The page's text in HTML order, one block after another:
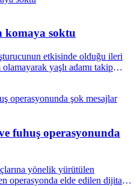
komaya soktu
etkisinde olduğu ileri
yaşlı adamı takip
fuhuş operasyonunda
yönelik yürütülen
operasyonda elde edilen dijital